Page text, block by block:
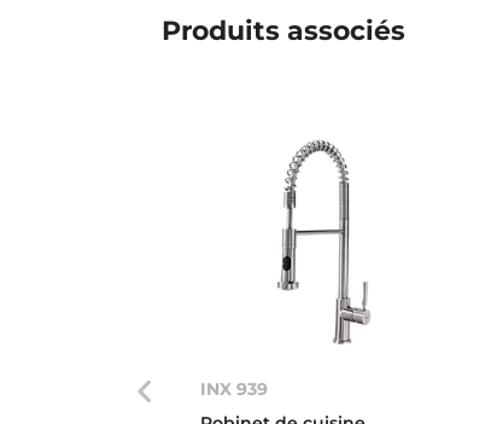
Produits associés
INX 939